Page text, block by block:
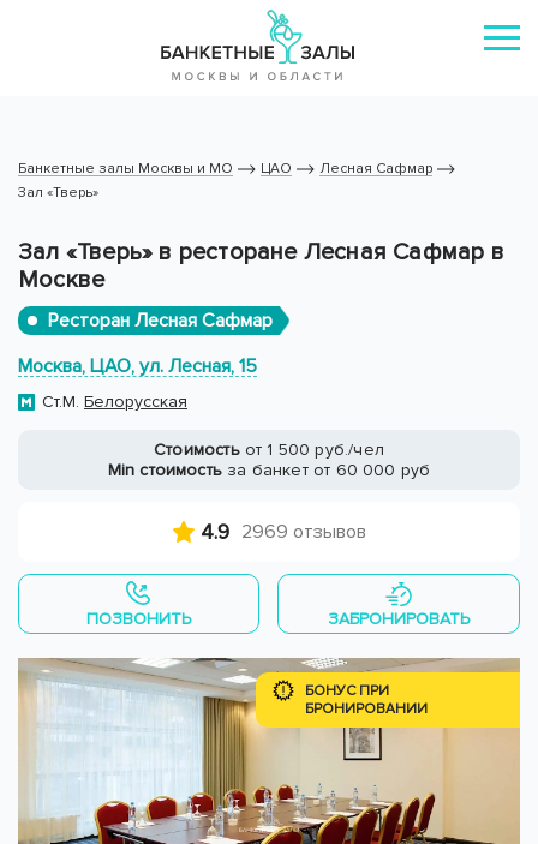
Банкетные залы Москвы и МО ЦАО
Лесная Сафмар
Зал «Тверь»
Зал «Тверь» в ресторане Лесная Сафмар в
Москве
Ресторан Лесная Сафмар
Москва, ЦАО, ул. Лесная, 15
Ст.М. Белорусская
Стоимостьот 1 500 руб./чел
Min стоимость за банкет от 60 000 руб
4.9 2969 отзывов
ПОЗВОНИТЬ ЗАБРОНИРОВАТЬ
БОНУС ПРИ
БРОНИРОВАНИИ